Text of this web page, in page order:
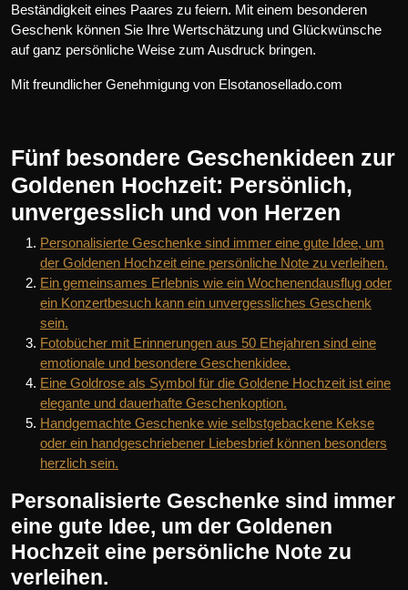
Beständigkeit eines Paares zu feiern. Mit einem besonderen
Geschenk können Sie Ihre Wertschätzung und Glückwünsche
auf ganz persönliche Weise zum Ausdruck bringen.
Mit freundlicher Genehmigung von Elsotanosellado.com
Fünf besondere Geschenkideen zur
Goldenen Hochzeit: Persönlich,
unvergesslich und von Herzen
Personalisierte Geschenke sind immer eine gute Idee, um
der Goldenen Hochzeit eine persönliche Note zu verleihen.
Ein gemeinsames Erlebnis wie ein Wochenendausflug oder
ein Konzertbesuch kann ein unvergessliches Geschenk
sein.
Fotobücher mit Erinnerungen aus 50 Ehejahren sind eine
emotionale und besondere Geschenkidee.
Eine Goldrose als Symbol für die Goldene Hochzeit ist eine
elegante und dauerhafte Geschenkoption.
Handgemachte Geschenke wie selbstgebackene Kekse
oder ein handgeschriebener Liebesbrief können besonders
herzlich sein.
Personalisierte Geschenke sind immer
eine gute Idee, um der Goldenen
Hochzeit eine persönliche Note zu
verleihen.